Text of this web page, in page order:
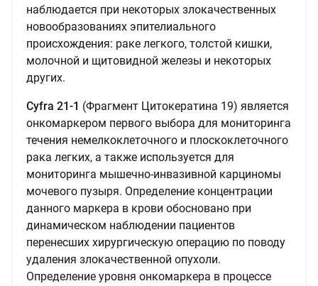
наблюдается при некоторых злокачественных
новообразованиях эпителиального
происхождения: раке легкого, толстой кишки,
молочной и щитовидной железы и некоторых
других.
Cyfra 21-1 (Фрагмент Цитокератина 19) является
онкомаркером первого выбора для мониторинга
течения немелкоклеточного и плоскоклеточного
рака легких, а также используется для
мониторинга мышечно-инвазивной карциномы
мочевого пузыря. Определение концентрации
данного маркера в крови обосновано при
динамическом наблюдении пациентов
перенесших хирургическую операцию по поводу
удаления злокачественной опухоли.
Определение уровня онкомаркера в процессе